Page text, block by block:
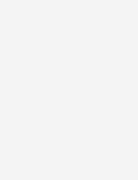
Fernández Porta ha
Lynda Benglis,
del sentimiento